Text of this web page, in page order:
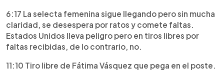
6:17 La selecta femenina sigue llegando pero sin mucha
claridad, se desespera por ratos y comete faltas.
Estados Unidos lleva peligro pero en tiros libres por
faltas recibidas, de lo contrario, no.
11:10 Tiro libre de Fátima Vásquez que pega en el poste.